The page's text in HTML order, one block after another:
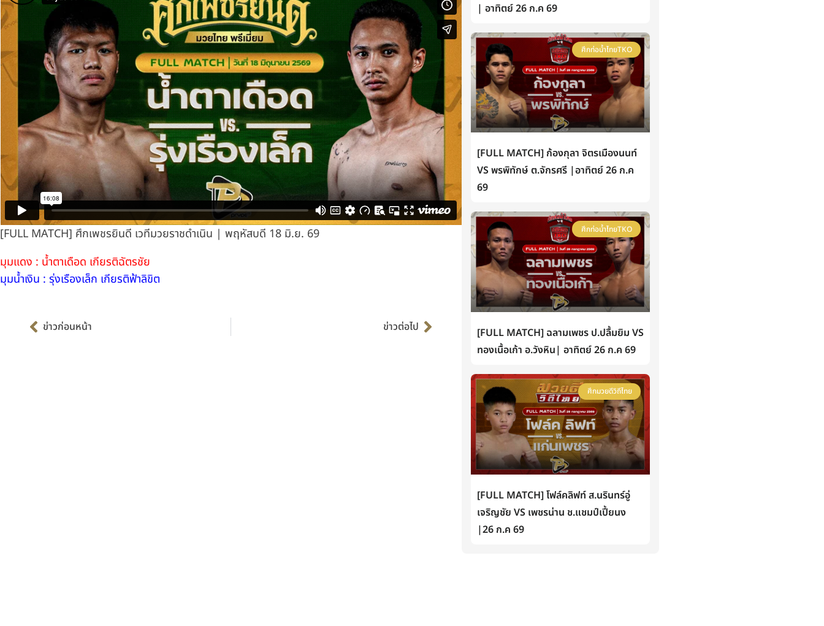
[FULL MATCH] ศึกเพชรยินดี เวทีมวยราชดำเนิน | พฤหัสบดี 18 มิ.ย. 69
มุมแดง : น้ำตาเดือด เกียรติฉัตรชัย
มุมน้ำเงิน : รุ่งเรืองเล็ก เกียรติฟ้าลิขิต
ข่าวก่อนหน้า ข่าวต่อไป
| อาทิตย์ 26 ก.ค 69
ศึกท่อน้ำไทยTKO
[FULL MATCH] ก้องกุลา จิตรเมืองนนท์
VS พรพิทักษ์ ต.จักรศรี |อาทิตย์ 26 ก.ค
69
ศึกท่อน้ำไทยTKO
[FULL MATCH] ฉลามเพชร ป.ปลื้มยิม VS
ทองเนื้อเก้า อ.วังหิน| อาทิตย์ 26 ก.ค 69
ศึกมวยดีวิถีไทย
[FULL MATCH] โฟล์คลิฟท์ ส.นรินทร์อู่
เจริญชัย VS เพชรน่าน ช.แชมป์เปี้ยนง
|26 ก.ค 69